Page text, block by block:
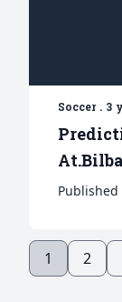
Soccer. 3
La Liga
Published
1 2